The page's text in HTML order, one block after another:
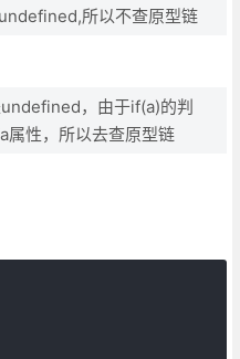
所以不查原型链
，由于if(a)的判
属性，所以去查原型链